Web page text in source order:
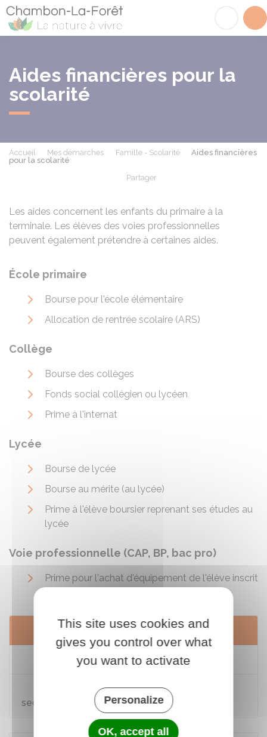
Aides financières pour la
scolarité
Accueil Mes démarches Famille - Scolarité
Aides financières
pour la scolarité
Partager
Les aides concernent les enfants du primaire à la
terminale. Les élèves des voies professionnelles
peuvent également prétendre à certaines aides.
École primaire
Bourse pour l'école élémentaire
Allocation de rentrée scolaire (ARS)
Collège
Bourse des collèges
Fonds social collégien ou lycéen
Prime à l'internat
Lycée
Bourse de lycée
Bourse au mérite (au lycée)
Prime à l'élève boursier reprenant ses études au
lycée
Voie professionnelle (CAP, BP, bac pro)
Prime pour l'achat d'équipement de l'élève inscrit
Services en ligne et formulaires
Demande de bourse de collège
Demande de bourse nationale d'études du
second degré (enseignement agricole)
This site uses cookies and
gives you control over what
you want to activate
Personalize
OK, accept all